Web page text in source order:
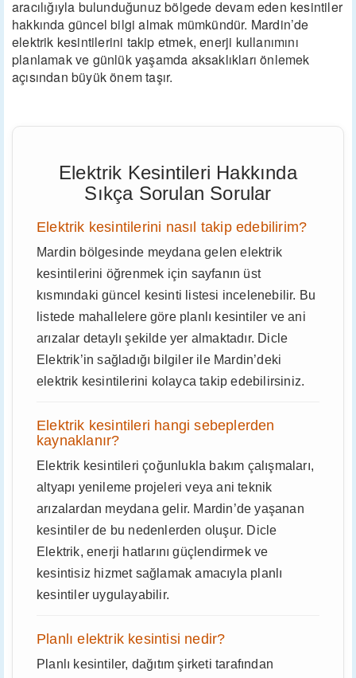
aracılığıyla bulunduğunuz bölgede devam eden kesintiler
hakkında güncel bilgi almak mümkündür. Mardin’de
elektrik kesintilerini takip etmek, enerji kullanımını
planlamak ve günlük yaşamda aksaklıkları önlemek
açısından büyük önem taşır.
Elektrik Kesintileri Hakkında
Sıkça Sorulan Sorular
Elektrik kesintilerini nasıl takip edebilirim?
Mardin bölgesinde meydana gelen elektrik
kesintilerini öğrenmek için sayfanın üst
kısmındaki güncel kesinti listesi incelenebilir. Bu
listede mahallelere göre planlı kesintiler ve ani
arızalar detaylı şekilde yer almaktadır. Dicle
Elektrik’in sağladığı bilgiler ile Mardin’deki
elektrik kesintilerini kolayca takip edebilirsiniz.
Elektrik kesintileri hangi sebeplerden
kaynaklanır?
Elektrik kesintileri çoğunlukla bakım çalışmaları,
altyapı yenileme projeleri veya ani teknik
arızalardan meydana gelir. Mardin’de yaşanan
kesintiler de bu nedenlerden oluşur. Dicle
Elektrik, enerji hatlarını güçlendirmek ve
kesintisiz hizmet sağlamak amacıyla planlı
kesintiler uygulayabilir.
Planlı elektrik kesintisi nedir?
Planlı kesintiler, dağıtım şirketi tarafından